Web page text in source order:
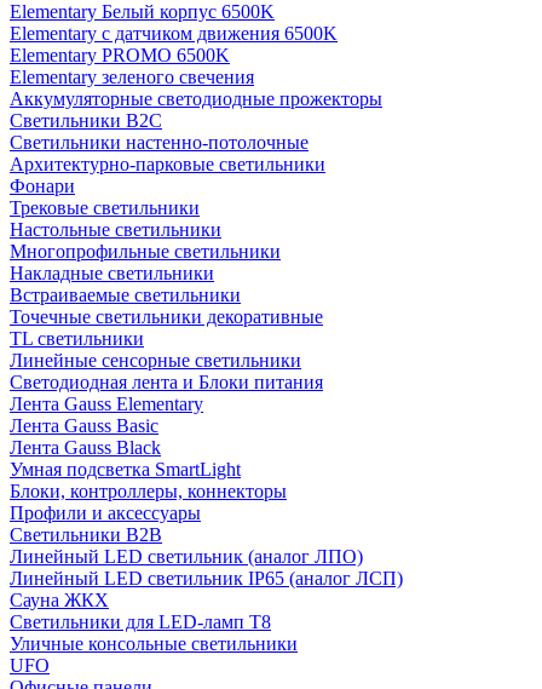
Elementary Белый корпус 6500K
Elementary с датчиком движения 6500K
Elementary PROMO 6500K
Elementary зеленого свечения
Аккумуляторные светодиодные прожекторы
Светильники B2C
Светильники настенно-потолочные
Архитектурно-парковые светильники
Фонари
Трековые светильники
Настольные светильники
Многопрофильные светильники
Накладные светильники
Встраиваемые светильники
Точечные светильники декоративные
TL светильники
Линейные сенсорные светильники
Светодиодная лента и Блоки питания
Лента Gauss Elementary
Лента Gauss Basic
Лента Gauss Black
Умная подсветка SmartLight
Блоки, контроллеры, коннекторы
Профили и аксессуары
Светильники B2B
Линейный LED светильник (аналог ЛПО)
Линейный LED светильник IP65 (аналог ЛСП)
Сауна ЖКХ
Светильники для LED-ламп T8
Уличные консольные светильники
UFO